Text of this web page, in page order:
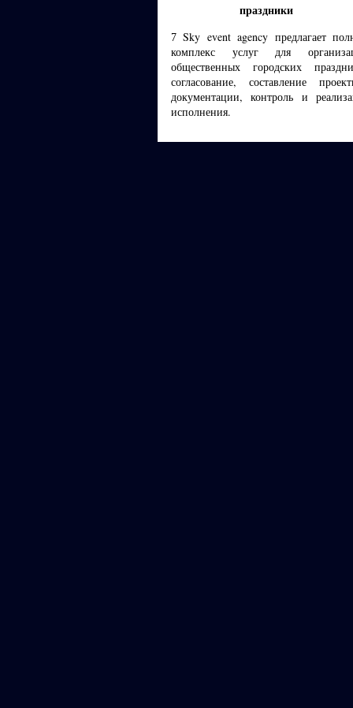
праздники
7Sky event agency предлагает
комплекс услуг для
общественных городских
согласование, составление
документации, контроль и
исполнения.